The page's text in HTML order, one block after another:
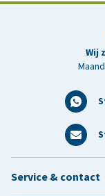
Wij
Service & contact